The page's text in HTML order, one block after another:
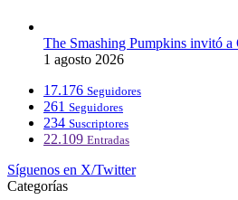
The Smashing Pumpkins invitó
1 agosto 2026
17.176 Seguidores
261 Seguidores
234 Suscriptores
22.109 Entradas
Síguenos en X/Twitter
Categorías